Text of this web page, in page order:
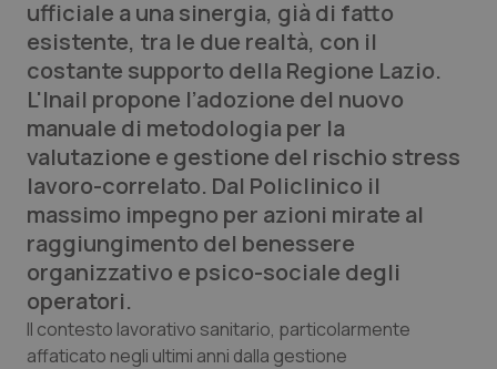
Professionisti Sanitari.AI
Abruzzo
Basilicata
Calabria
Campania
Emilia-Romagna
QS Pro Gold
Artrite & artrosi
Asma & BPCO
Car-T
Colesterolo & coronaropatie
QS Club Newsletter
ufficiale a una sinergia, già di fatto
esistente, tra le due realtà, con il
costante supporto della Regione Lazio.
L'Inail propone l’adozione del nuovo
manuale di metodologia per la
valutazione e gestione del rischio stress
lavoro-correlato. Dal Policlinico il
massimo impegno per azioni mirate al
raggiungimento del benessere
organizzativo e psico-sociale degli
operatori.
Il contesto lavorativo sanitario, particolarmente
affaticato negli ultimi anni dalla gestione